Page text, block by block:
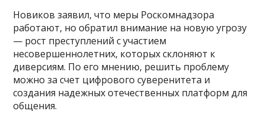
Новиков заявил, что меры Роскомнадзора
работают, но обратил внимание на новую угрозу
— рост преступлений с участием
несовершеннолетних, которых склоняют к
диверсиям. По его мнению, решить проблему
можно за счет цифрового суверенитета и
создания надежных отечественных платформ для
общения.